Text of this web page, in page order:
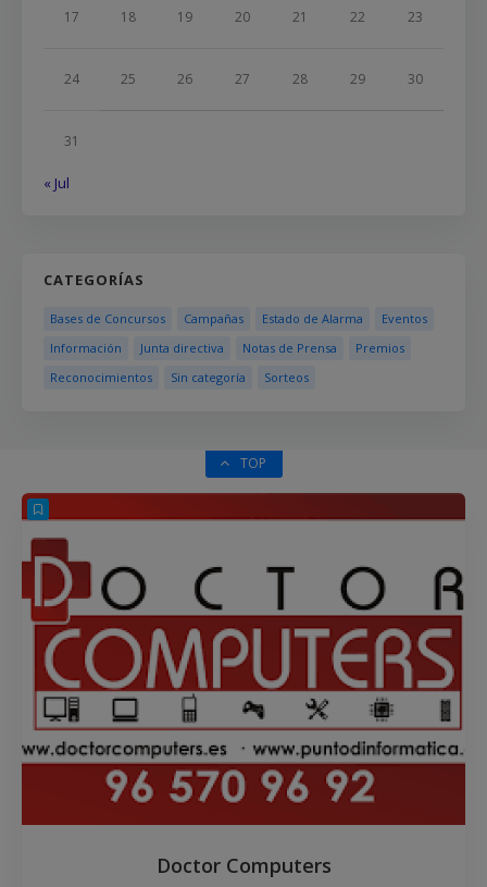
17 18 19 20 21 22 23
24 25 26 27 28 29 30
31
« Jul
CATEGORÍAS
Bases de Concursos Campañas Estado de Alarma
Eventos
Información
Junta directiva Notas de Prensa
Premios
Reconocimientos
Sin categoría Sorteos
TOP
Doctor Computers